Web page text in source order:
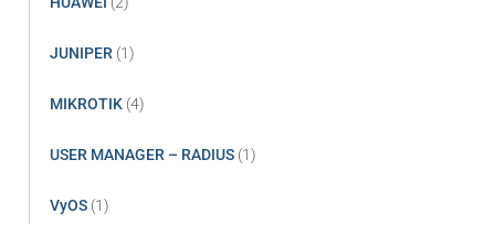
JUNIPER (1)
MIKROTIK (4)
USER MANAGER – RADIUS (1)
VyOS (1)